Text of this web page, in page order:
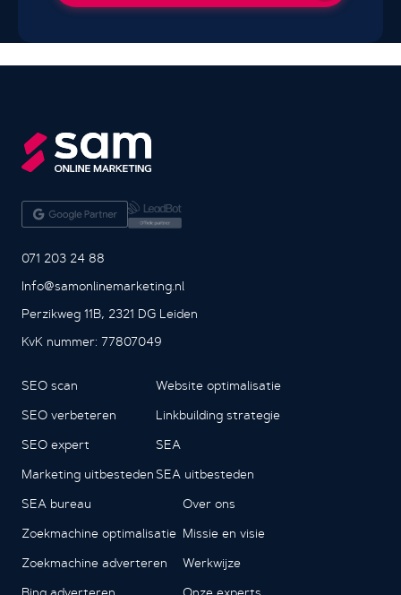
071 203 24 88
Info@samonlinemarketing.nl
Perzikweg 11B, 2321 DG Leiden
KvK nummer: 77807049
SEO scan
SEO verbeteren
SEO expert
Marketing uitbesteden
Website optimalisatie
Linkbuilding strategie
SEA
SEA uitbesteden
SEA bureau
Zoekmachine optimalisatie
Zoekmachine adverteren
Over ons
Missie en visie
Werkwijze